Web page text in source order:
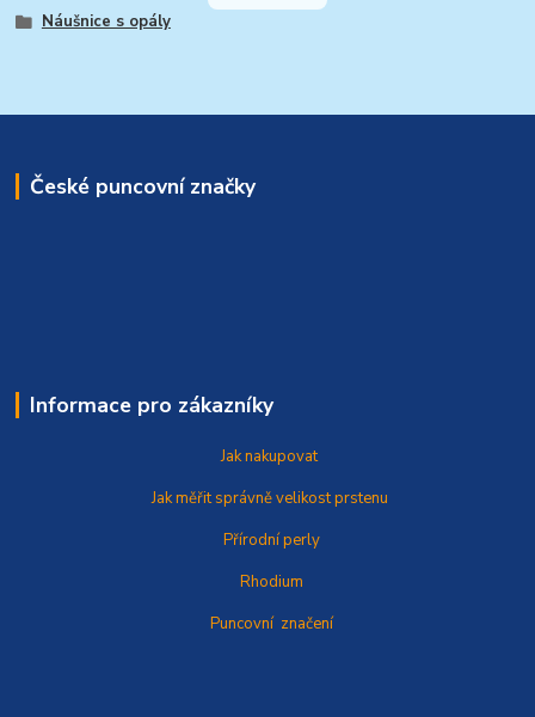
Náušnice s opály
České puncovní značky
Informace pro zákazníky
Jak nakupovat
Jak měřit správněvelikost prstenu
Přírodní perly
Rhodium
Puncovní značení